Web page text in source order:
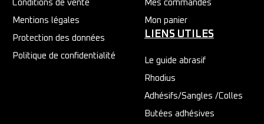
Conditions de vente
Mentions légales
Protection des données
Politique de confidentialité
Mes commandes
Mon panier
LIENS UTILES
Le guide abrasif
Rhodius
Adhésifs/Sangles /Colles
Butées adhésives